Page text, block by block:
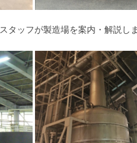
スタッフが製造場を案内・解説し